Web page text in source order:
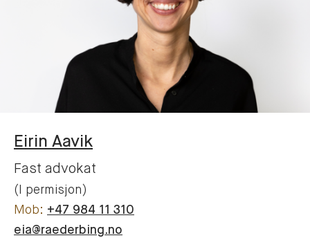
Eirin Aavik
Fast advokat
(I permisjon)
+47 984 11 310
eia@raederbing.no